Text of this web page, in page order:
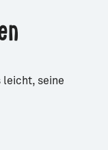
leicht, seine